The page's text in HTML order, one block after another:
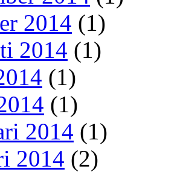
2014 (1)
2014 (1)
(1)
(1)
2014 (1)
2014 (2)